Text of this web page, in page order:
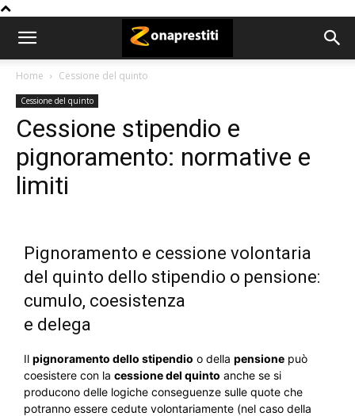
Home Cessione del quinto
Cessione del quinto
Cessione stipendio e
pignoramento: normative e
limiti
Pignoramento e cessione volontaria
del quinto dello stipendio o pensione:
cumulo, coesistenza
e delega
Il pignoramento dello stipendio o della pensione può
coesistere con la cessione del quinto anche se si
producono delle logiche conseguenze sulle quote che
potranno essere cedute volontariamente (nel caso della